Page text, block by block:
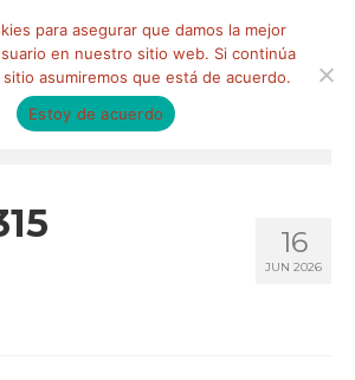
16
JUN 2026
para asegurar que damos la mejor
en nuestro sitio web. Si continúa
asumiremos que está de acuerdo.
Estoy de acuerdo